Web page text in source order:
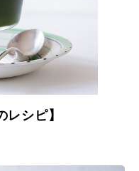
シピ】